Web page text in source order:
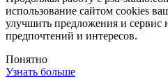
использование сайтом cookies
улучшить предложения и сервис
предпочтений и интересов.
Понятно
Узнать больше